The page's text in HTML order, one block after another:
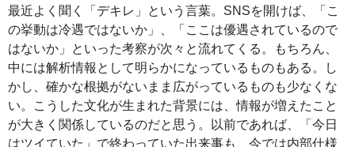
最近よく聞く「デキレ」という言葉。SNSを開けば、「こ
の挙動は冷遇ではないか」、「ここは優遇されているので
はないか」といった考察が次々と流れてくる。もちろん、
中には解析情報として明らかになっているものもある。し
かし、確かな根拠がないまま広がっているものも少なくな
い。こうした文化が生まれた背景には、情報が増えたこと
が大きく関係しているのだと思う。以前であれば、「今日
はツイていた」で終わっていた出来事も、今では内部仕様